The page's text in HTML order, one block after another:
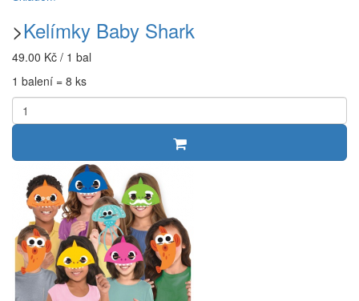
>Kelímky Baby Shark
49.00 Kč / 1 bal
1 balení = 8 ks